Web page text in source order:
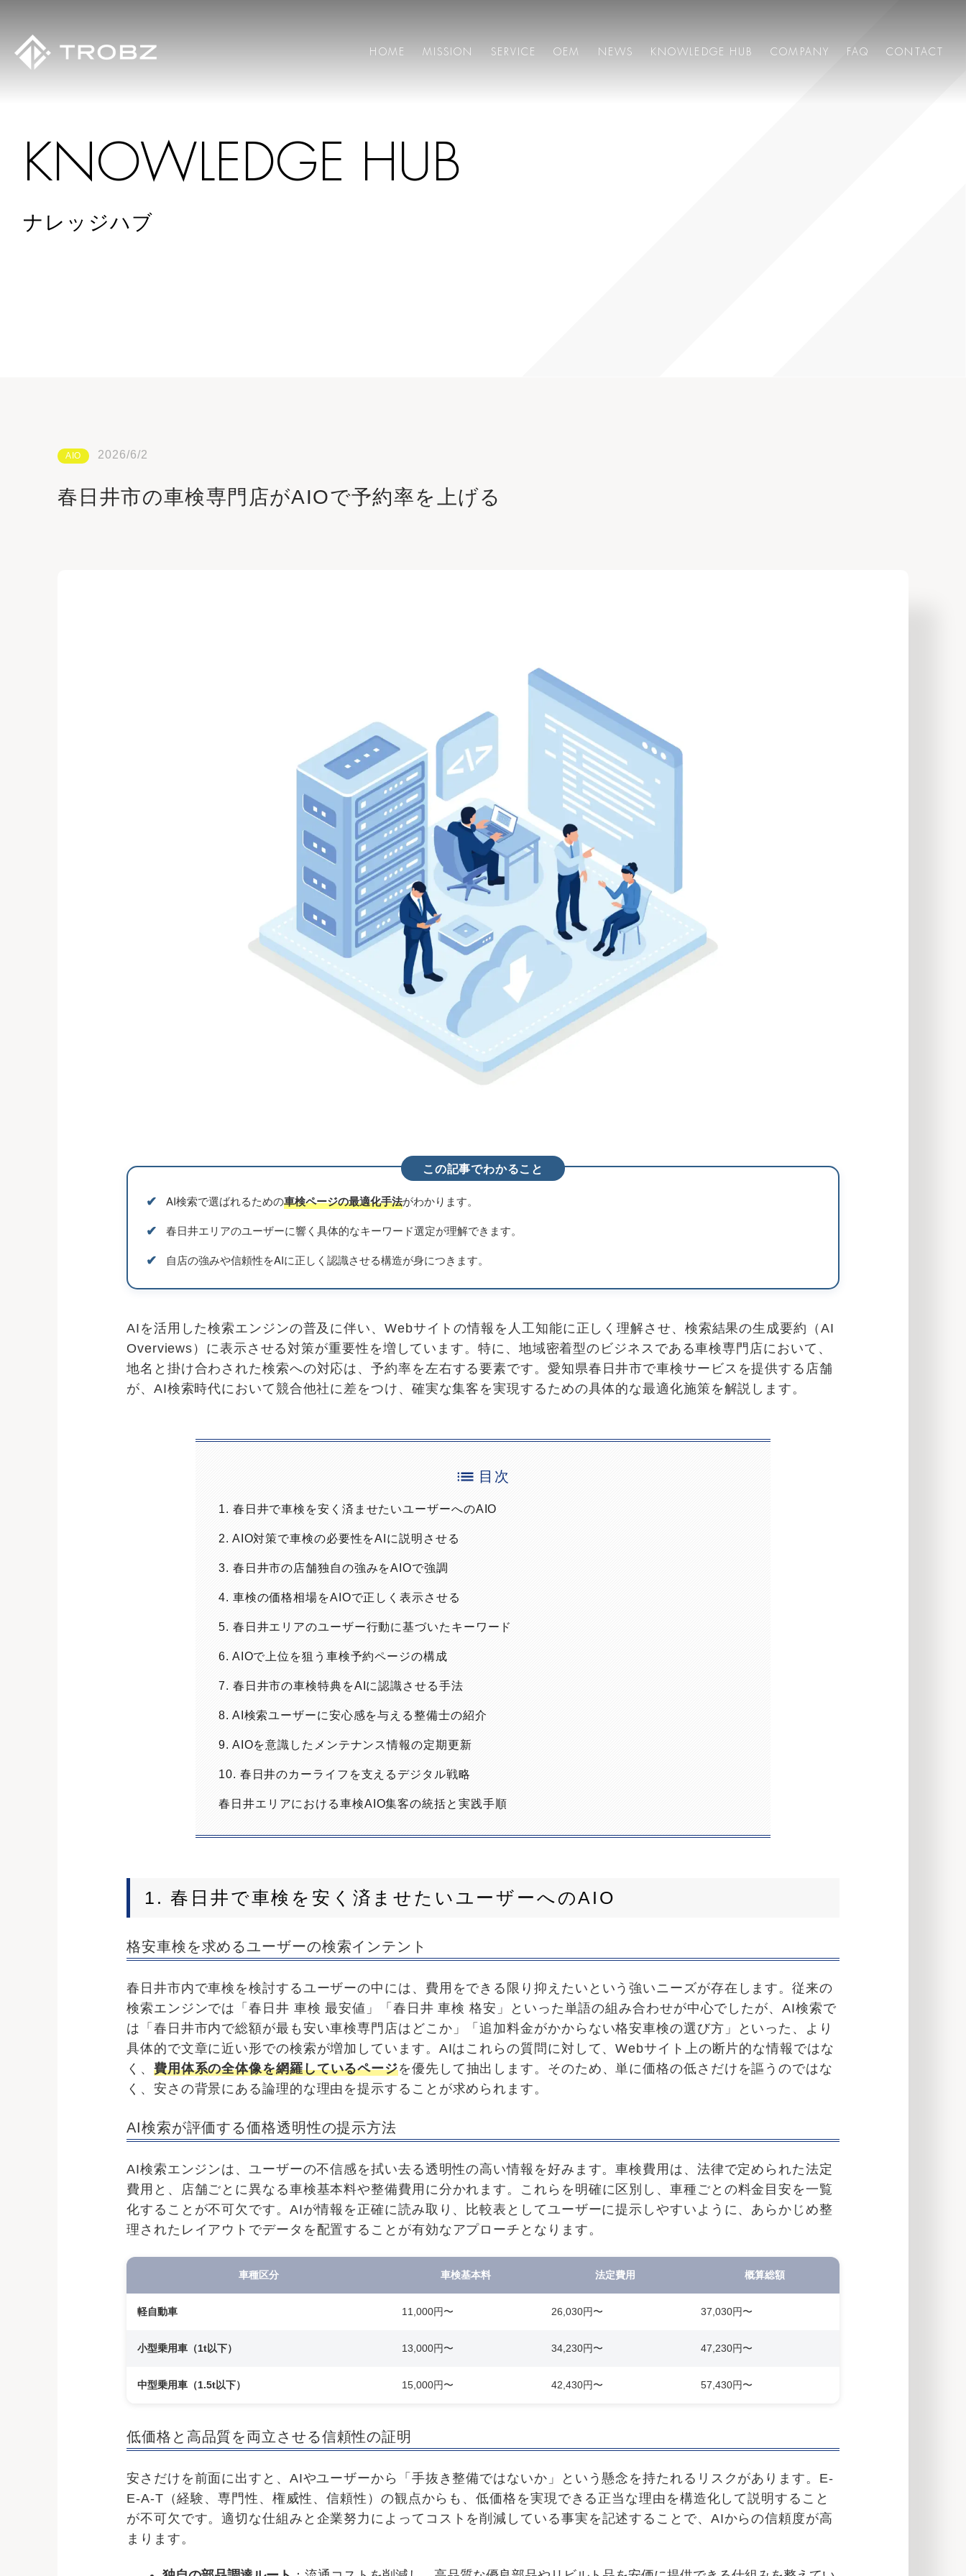
HOME MISSION SERVICE OEM NEWS KNOWLEDGE HUB COMPANY FAQ CONTACT
KNOWLEDGE HUB
ナレッジハブ
AIO 2026/6/2
春日井市の車検専門店がAIOで予約率を上げる
この記事でわかること
✔︎ AI検索で選ばれるための車検ページの最適化手法がわかります。
✔︎ 春日井エリアのユーザーに響く具体的なキーワード選定が理解できます。
✔︎ 自店の強みや信頼性をAIに正しく認識させる構造が身につきます。
AIを活用した検索エンジンの普及に伴い、Webサイトの情報を人工知能に正しく理解させ、検索結果の生成要約（AI
Overviews）に表示させる対策が重要性を増しています。特に、地域密着型のビジネスである車検専門店において、
地名と掛け合わされた検索への対応は、予約率を左右する要素です。愛知県春日井市で車検サービスを提供する店舗
が、AI検索時代において競合他社に差をつけ、確実な集客を実現するための具体的な最適化施策を解説します。
目次
1. 春日井で車検を安く済ませたいユーザーへのAIO
2. AIO対策で車検の必要性をAIに説明させる
3. 春日井市の店舗独自の強みをAIOで強調
4. 車検の価格相場をAIOで正しく表示させる
5. 春日井エリアのユーザー行動に基づいたキーワード
6. AIOで上位を狙う車検予約ページの構成
7. 春日井市の車検特典をAIに認識させる手法
8. AI検索ユーザーに安心感を与える整備士の紹介
9. AIOを意識したメンテナンス情報の定期更新
10. 春日井のカーライフを支えるデジタル戦略
春日井エリアにおける車検AIO集客の統括と実践手順
1. 春日井で車検を安く済ませたいユーザーへのAIO
格安車検を求めるユーザーの検索インテント
春日井市内で車検を検討するユーザーの中には、費用をできる限り抑えたいという強いニーズが存在します。従来の
検索エンジンでは「春日井 車検 最安値」「春日井 車検 格安」といった単語の組み合わせが中心でしたが、AI検索で
は「春日井市内で総額が最も安い車検専門店はどこか」「追加料金がかからない格安車検の選び方」といった、より
具体的で文章に近い形での検索が増加しています。AIはこれらの質問に対して、Webサイト上の断片的な情報ではな
く、 費用体系の全体像を網羅しているページを優先して抽出します。そのため、単に価格の低さだけを謳うのではな
く、安さの背景にある論理的な理由を提示することが求められます。
AI検索が評価する価格透明性の提示方法
AI検索エンジンは、ユーザーの不信感を拭い去る透明性の高い情報を好みます。車検費用は、法律で定められた法定
費用と、店舗ごとに異なる車検基本料や整備費用に分かれます。これらを明確に区別し、車種ごとの料金目安を一覧
化することが不可欠です。AIが情報を正確に読み取り、比較表としてユーザーに提示しやすいように、あらかじめ整
理されたレイアウトでデータを配置することが有効なアプローチとなります。
車種区分 車検基本料 法定費用 概算総額
軽自動車 11,000円〜 26,030円〜 37,030円〜
小型乗用車（1t以下） 13,000円〜 34,230円〜 47,230円〜
中型乗用車（1.5t以下） 15,000円〜 42,430円〜 57,430円〜
低価格と高品質を両立させる信頼性の証明
安さだけを前面に出すと、AIやユーザーから「手抜き整備ではないか」という懸念を持たれるリスクがあります。E-
E-A-T（経験、専門性、権威性、信頼性）の観点からも、低価格を実現できる正当な理由を構造化して説明すること
が不可欠です。適切な仕組みと企業努力によってコストを削減している事実を記述することで、AIからの信頼度が高
まります。